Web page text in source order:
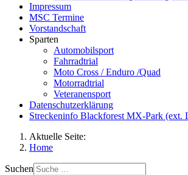
Impressum
MSC Termine
Vorstandschaft
Sparten
Automobilsport
Fahrradtrial
Moto Cross / Enduro /Quad
Motorradtrial
Veteranensport
Datenschutzerklärung
Streckeninfo Blackforest MX-Park (ext.
Aktuelle Seite:
Home
Suchen